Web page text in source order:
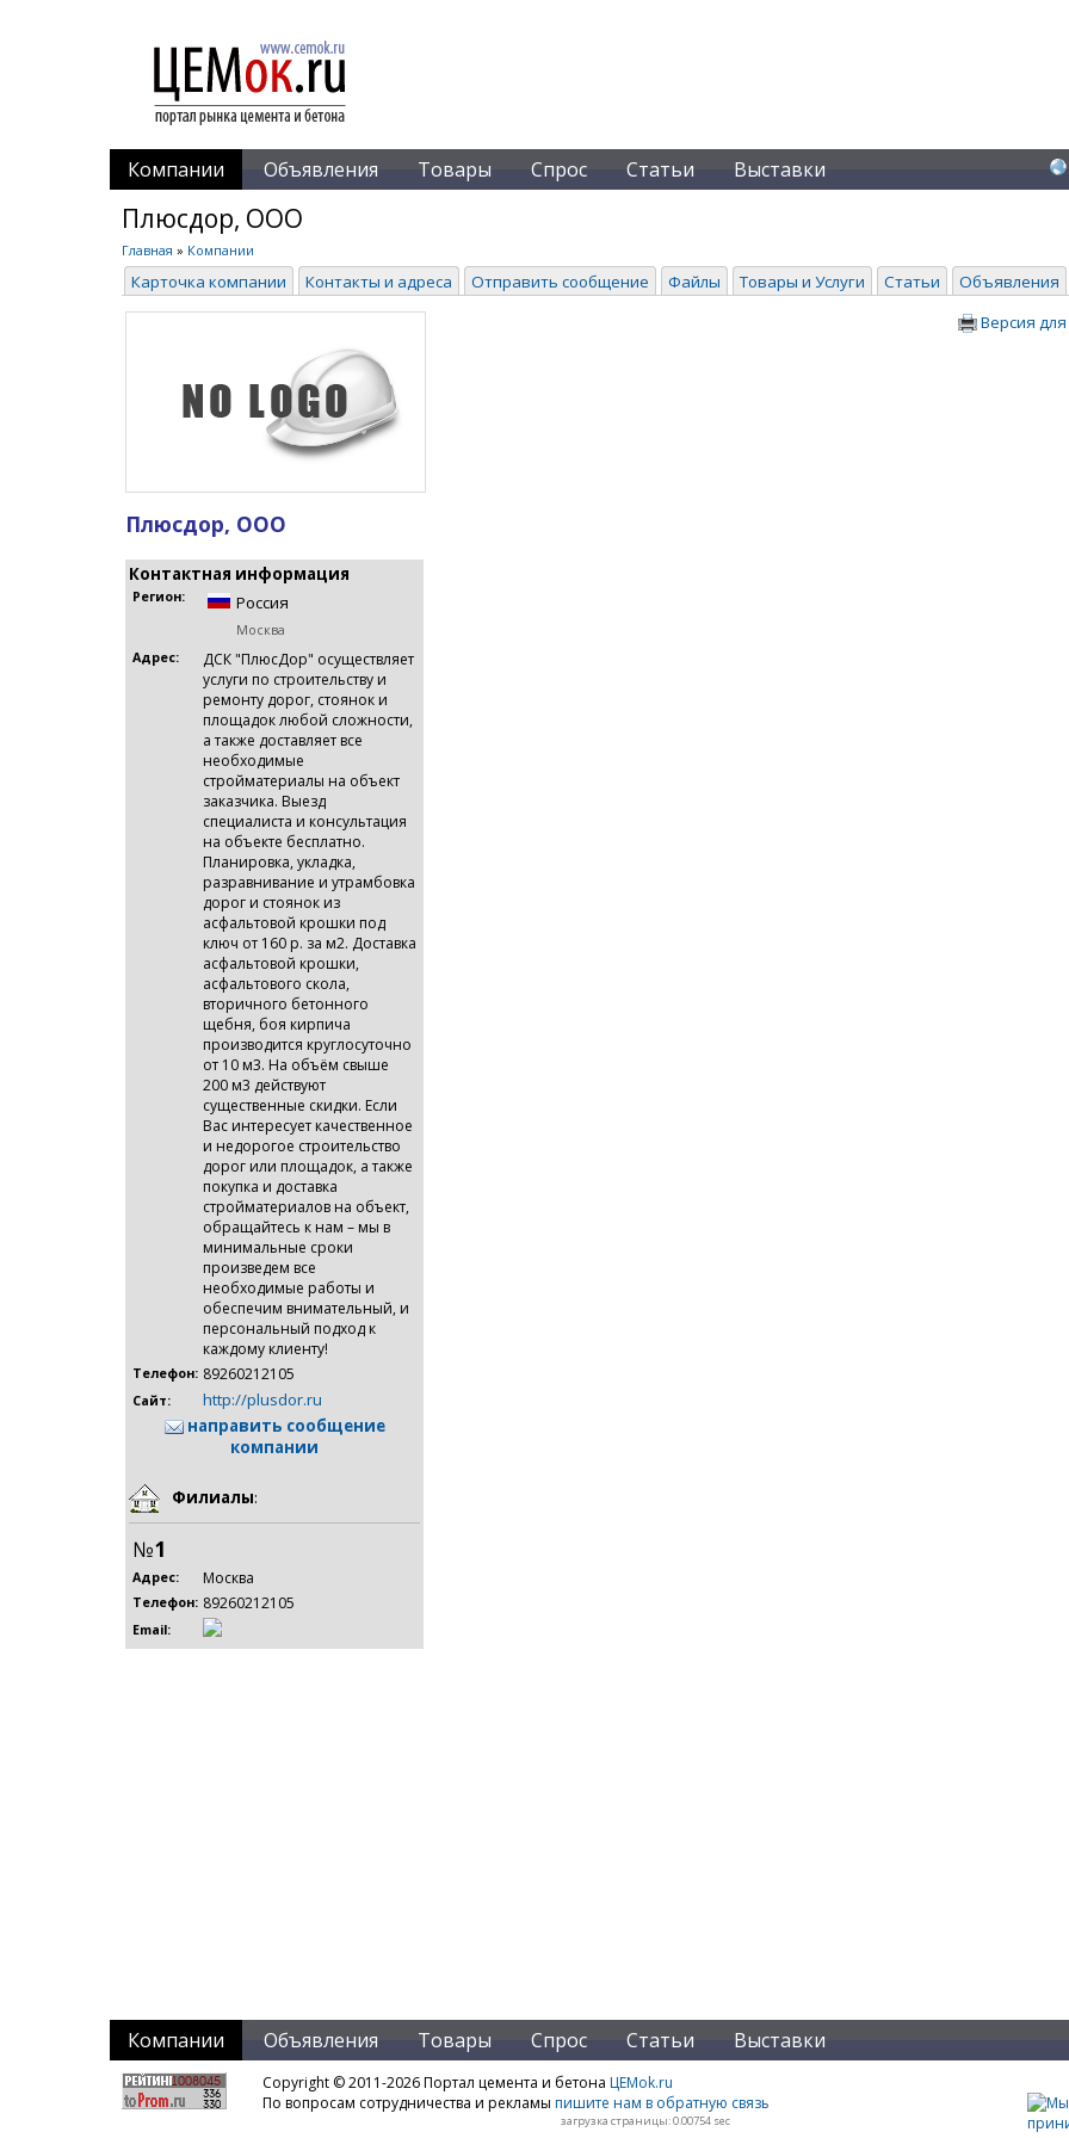
Компании Объявления Товары Спрос Статьи Выставки
Плюсдор, ООО
Главная » Компании
Карточка компании Контакты и адреса Отправить сообщение Файлы Товары и Услуги Статьи Объявления
Плюсдор, ООО
Контактная информация
Регион: Россия
Москва
Адрес:
ДСК "ПлюсДор" осуществляет
услуги по строительству и
ремонту дорог, стоянок и
площадок любой сложности,
а также доставляет все
необходимые
стройматериалы на объект
заказчика. Выезд
специалиста и консультация
на объекте бесплатно.
Планировка, укладка,
разравнивание и утрамбовка
дорог и стоянок из
асфальтовой крошки под
ключ от 160 р. за м2. Доставка
асфальтовой крошки,
асфальтового скола,
вторичного бетонного
щебня, боя кирпича
производится круглосуточно
от 10 м3. На объём свыше
200 м3 действуют
существенные скидки. Если
Вас интересует качественное
и недорогое строительство
дорог или площадок, а также
покупка и доставка
стройматериалов на объект,
обращайтесь к нам – мы в
минимальные сроки
произведем все
необходимые работы и
обеспечим внимательный, и
персональный подход к
каждому клиенту!
Телефон: 89260212105
Сайт:
http://plusdor.ru
направить сообщение
компании
Филиалы:
№1
Адрес: Москва
Телефон: 89260212105
Email:
Версия
Компании Объявления Товары Спрос Статьи Выставки
Copyright © 2011-2026 Портал цемента и бетона ЦЕМok.ru
По вопросам сотрудничества и рекламы пишите нам в обратную связь
загрузка страницы: 0.00754 sec